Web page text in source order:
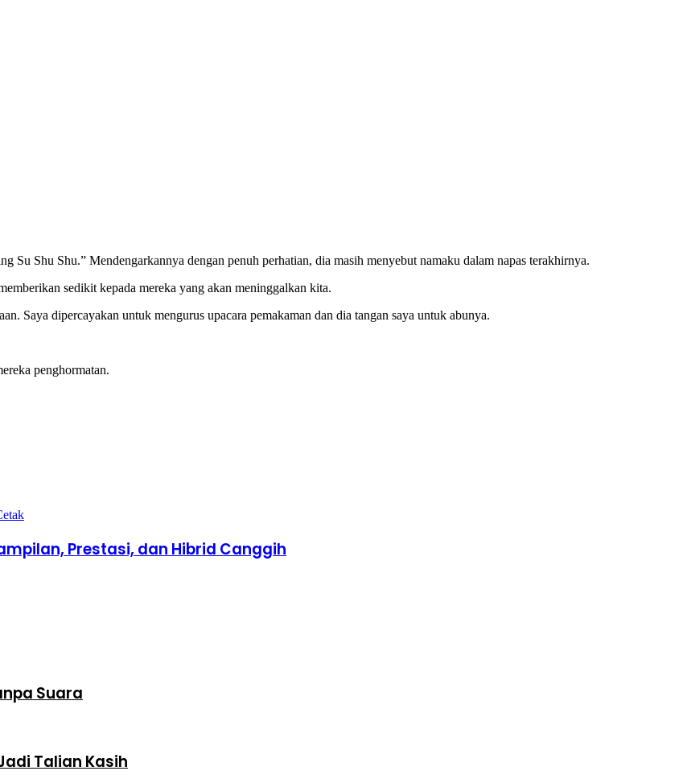
Shu Shu.” Mendengarkannya dengan penuh perhatian, dia masih menyebut namaku dalam napas terakhirnya.
sedikit kepada mereka yang akan meninggalkan kita.
Saya dipercayakan untuk mengurus upacara pemakaman dan dia tangan saya untuk abunya.
penghormatan.
Prestasi, dan Hibrid Canggih
Suara
Talian Kasih